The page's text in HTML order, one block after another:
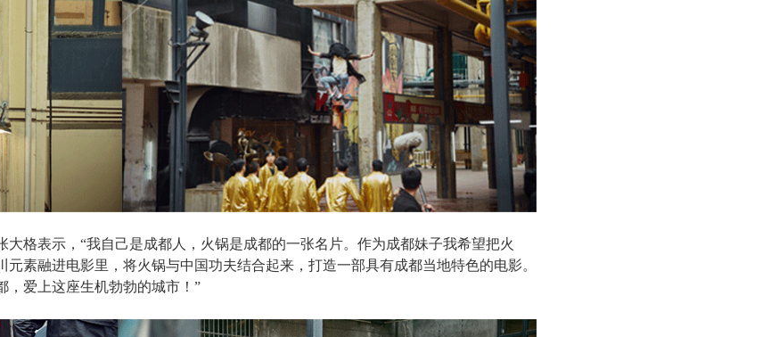
大格表示，“我自己是成都人，火锅是成都的一张名片。作为成都妹子我希望把火
元素融进电影里，将火锅与中国功夫结合起来，打造一部具有成都当地特色的电影。
，爱上这座生机勃勃的城市！”